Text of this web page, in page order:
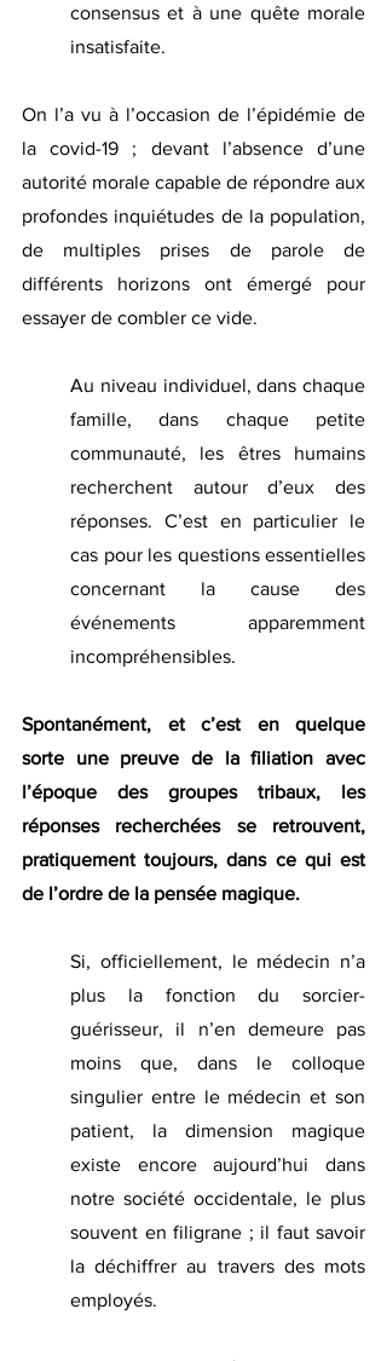
consensus et à une quête morale
insatisfaite.
On l’a vu à l’occasion de l’épidémie de
la covid-19 ; devant l’absence d’une
autorité morale capable de répondre aux
profondes inquiétudes de la population,
de multiples prises de parole de
différents horizons ont émergé pour
essayer de combler ce vide.
Au niveau individuel, dans chaque
famille, dans chaque petite
communauté, les êtres humains
recherchent autour d’eux des
réponses. C’est en particulier le
cas pour les questions essentielles
concernant la cause des
événements apparemment
incompréhensibles.
Spontanément, et c’est en quelque
sorte une preuve de la filiation avec
l’époque des groupes tribaux, les
réponses recherchées se retrouvent,
pratiquement toujours, dans ce qui est
de l’ordre de la pensée magique.
Si, officiellement, le médecin n’a
plus la fonction du sorcier-
guérisseur, il n’en demeure pas
moins que, dans le colloque
singulier entre le médecin et son
patient, la dimension magique
existe encore aujourd’hui dans
notre société occidentale, le plus
souvent en filigrane ; il faut savoir
la déchiffrer au travers des mots
employés.